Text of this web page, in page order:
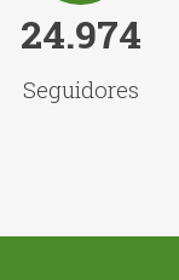
24.974
Seguidores